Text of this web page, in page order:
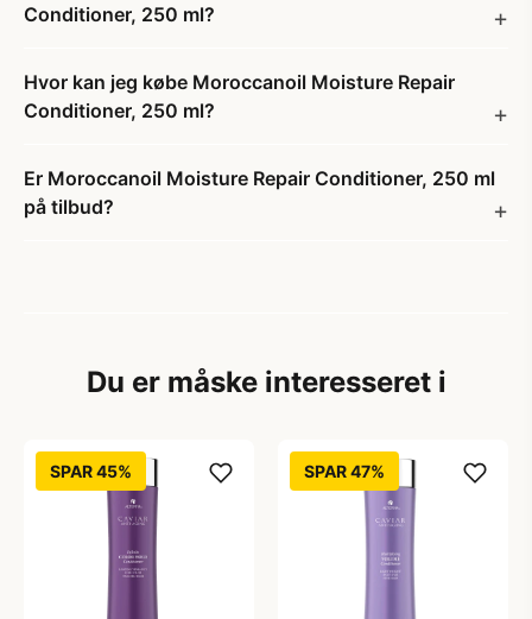
Conditioner, 250 ml?
Hvor kan jeg købe Moroccanoil Moisture Repair
Conditioner, 250 ml?
Er Moroccanoil Moisture Repair Conditioner, 250 ml
på tilbud?
Du er måske interesseret i
SPAR 45% SPAR 47%